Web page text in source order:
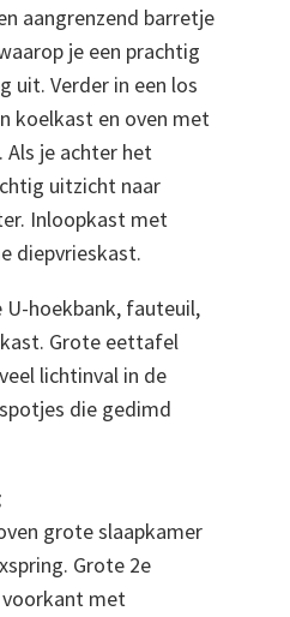
aangrenzend barretje
je een prachtig
uit. Verder in een los
koelkast en oven met
je achter het
uitzicht naar
Inloopkast met
diepvrieskast.
hoekbank, fauteuil,
Grote eettafel
lichtinval in de
die gedimd
grote slaapkamer
Grote 2e
voorkant met